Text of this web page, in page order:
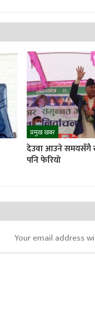
प्रमुख खबर
देउवा आउने समयसँगै
पनि फेरियो
Your email address